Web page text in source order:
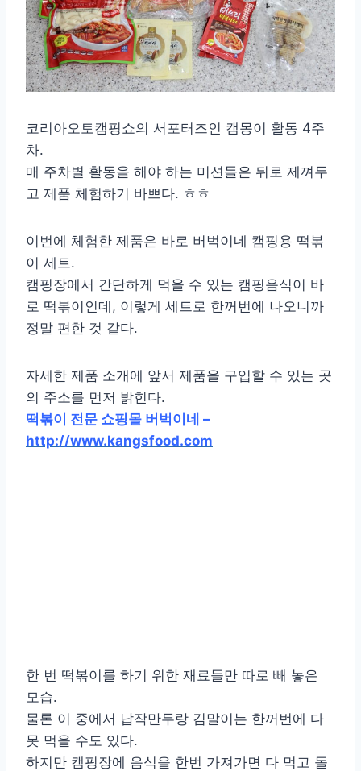
코리아오토캠핑쇼의 서포터즈인 캠몽이 활동 4주
차.
매 주차별 활동을 해야 하는 미션들은 뒤로 제껴두
고 제품 체험하기 바쁘다. ㅎㅎ
이번에 체험한 제품은 바로 버벅이네 캠핑용 떡볶
이 세트.
캠핑장에서 간단하게 먹을 수 있는 캠핑음식이 바
로 떡볶이인데, 이렇게 세트로 한꺼번에 나오니까
정말 편한 것 같다.
자세한 제품 소개에 앞서 제품을 구입할 수 있는 곳
의 주소를 먼저 밝힌다.
떡볶이 전문 쇼핑몰 버벅이네 –
http://www.kangsfood.com
한 번 떡볶이를 하기 위한 재료들만 따로 빼 놓은
모습.
물론 이 중에서 납작만두랑 김말이는 한꺼번에 다
못 먹을 수도 있다.
하지만 캠핑장에 음식을 한번 가져가면 다 먹고 돌